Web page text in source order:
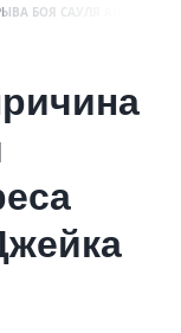
БОЯ САУЛЯ АЛЬВАРЕСА